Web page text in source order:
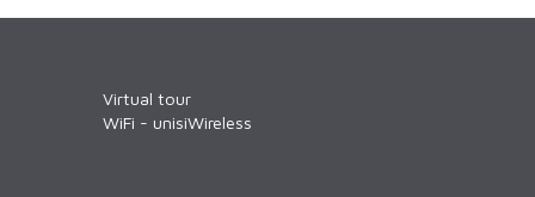
Virtual tour
WiFi - unisiWireless